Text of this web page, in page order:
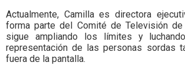
Actualmente, Camilla es directora
forma parte del Comité de Televisión de
sigue ampliando los límites y
representación de las personas sordas
fuera de la pantalla.